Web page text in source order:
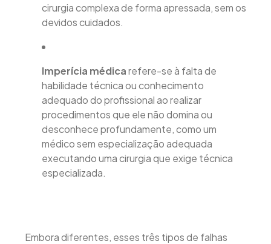
cirurgia complexa de forma apressada, sem os
devidos cuidados.
Imperícia médicarefere-se à falta de
habilidade técnica ou conhecimento
adequado do profissional ao realizar
procedimentos que ele não domina ou
desconhece profundamente, como um
médico sem especialização adequada
executando uma cirurgia que exige técnica
especializada.
Embora diferentes, esses três tipos de falhas